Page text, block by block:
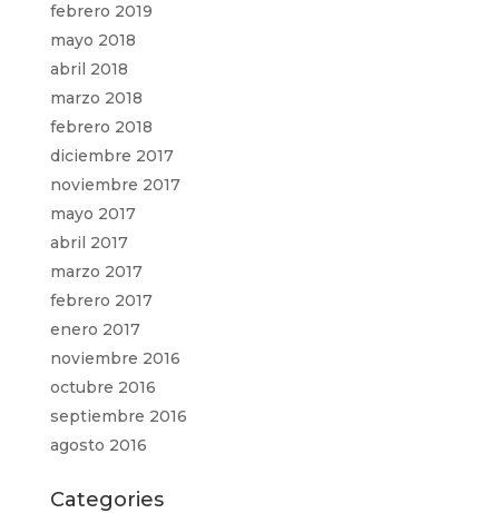
febrero 2019
mayo 2018
abril 2018
marzo 2018
febrero 2018
diciembre 2017
noviembre 2017
mayo 2017
abril 2017
marzo 2017
febrero 2017
enero 2017
noviembre 2016
octubre 2016
septiembre 2016
agosto 2016
Categories